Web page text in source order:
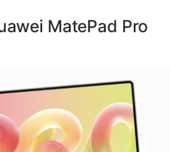
MatePad Pro